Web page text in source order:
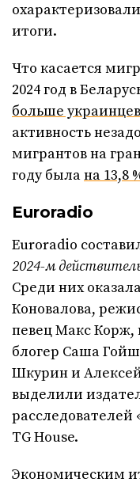
итоги.
Что касается
2024 год в
больше украинцев
активность
мигрантов на
году былана 13,8
Euroradio
Euroradio
2024-м
Среди них
Коновалова,
певец Макс
блогер Саша
Шкурин и
выделили
TG House.
Экономическим